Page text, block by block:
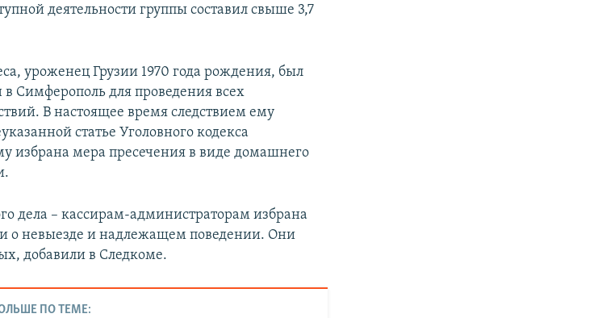
деятельности группы составил свыше 3,7
уроженец Грузии 1970 года рождения, был
Симферополь для проведения всех
В настоящее время следствием ему
статье Уголовного кодекса
избрана мера пресечения в виде домашнего
дела – кассирам-администраторам избрана
о невыезде и надлежащем поведении. Они
добавили в Следкоме.
ПО ТЕМЕ: